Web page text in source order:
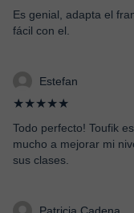
Es genial, adapta el
fácil con el.
Estefan
★★★★★
Todo perfecto! Toufik
mucho a mejorar mi
sus clases.